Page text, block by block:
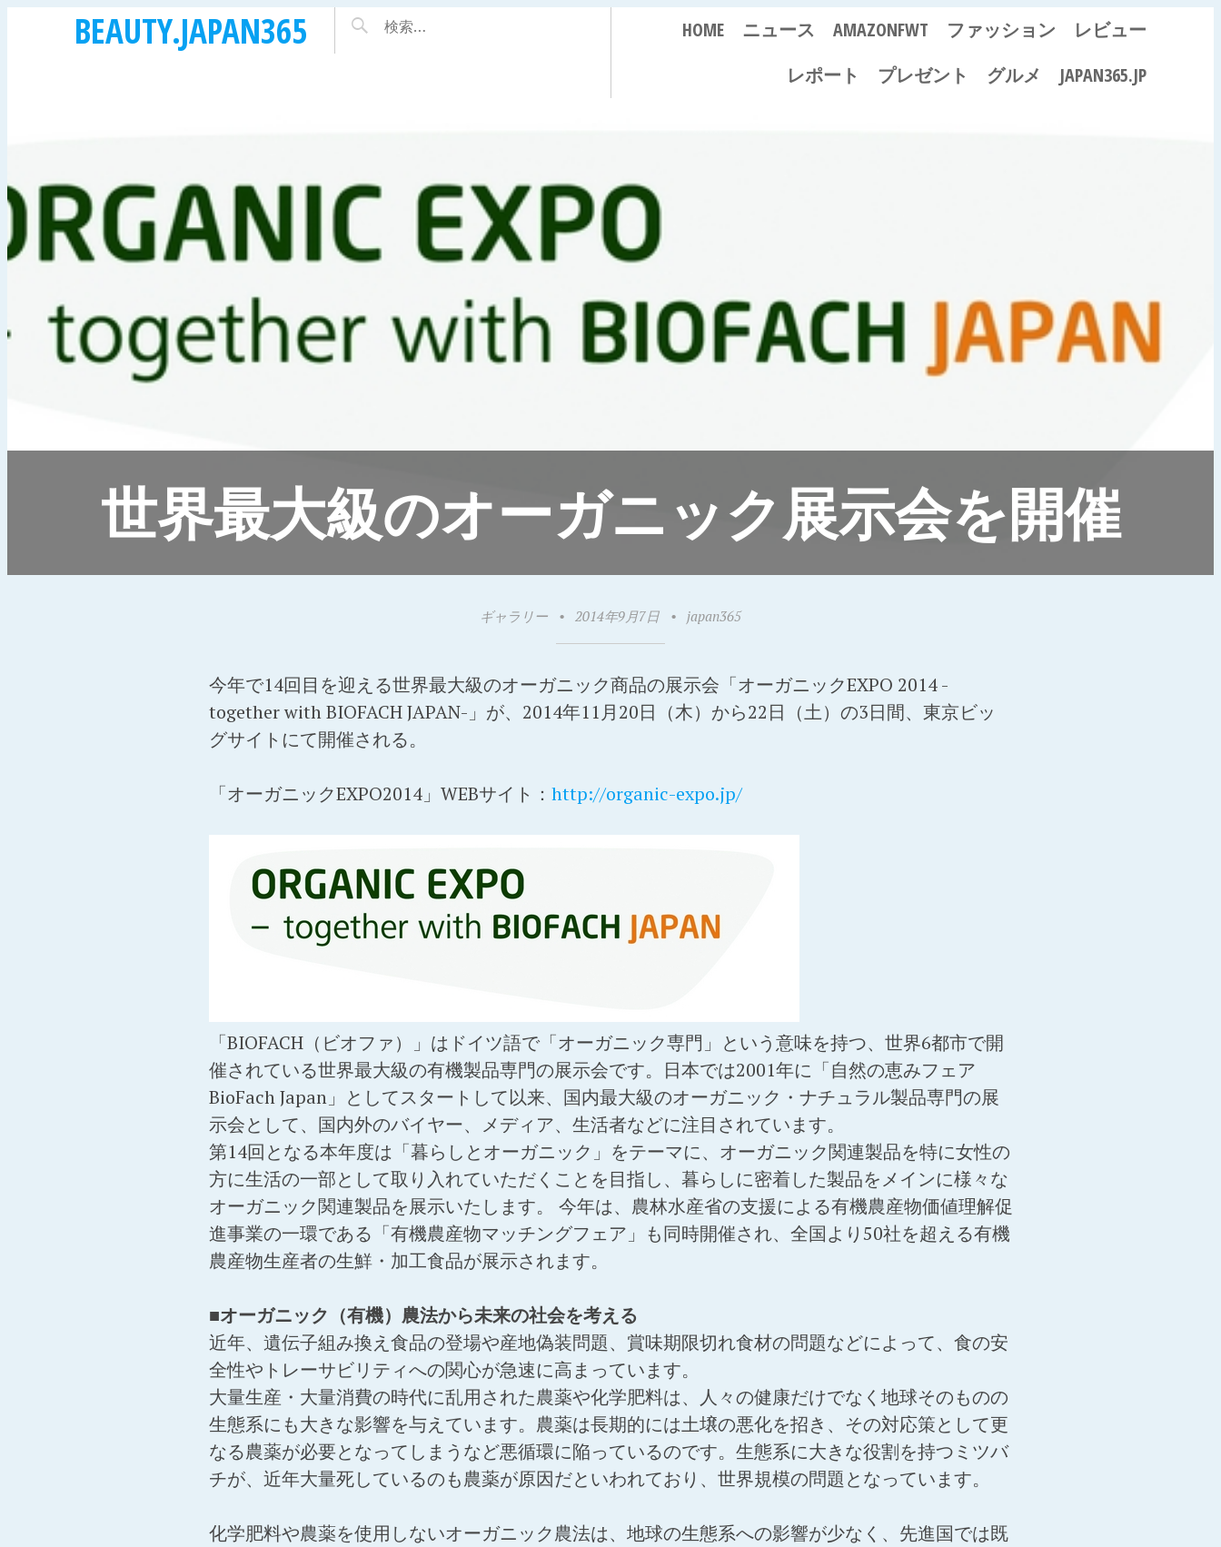
BEAUTY.JAPAN365 HOME ニュース AMAZONFWT ファッション
レビュー
レポート
プレゼント グルメ JAPAN365.JP
世界最大級のオーガニック展示会を開催
ギャラリー • 2014年9月7日 • japan365
今年で14回目を迎える世界最大級のオーガニック商品の展示会「オーガニックEXPO 2014 -
together with BIOFACH JAPAN-」が、2014年11月20日（木）から22日（土）の3日間、東京ビッ
グサイトにて開催される。
「オーガニックEXPO2014」WEBサイト： http://organic-expo.jp/
「BIOFACH（ビオファ）」はドイツ語で「オーガニック専門」という意味を持つ、世界6都市で開
催されている世界最大級の有機製品専門の展示会です。日本では2001年に「自然の恵みフェア
BioFach Japan」としてスタートして以来、国内最大級のオーガニック・ナチュラル製品専門の展
示会として、国内外のバイヤー、メディア、生活者などに注目されています。
第14回となる本年度は「暮らしとオーガニック」をテーマに、オーガニック関連製品を特に女性の
方に生活の一部として取り入れていただくことを目指し、暮らしに密着した製品をメインに様々な
オーガニック関連製品を展示いたします。 今年は、農林水産省の支援による有機農産物価値理解促
進事業の一環である「有機農産物マッチングフェア」も同時開催され、全国より50社を超える有機
農産物生産者の生鮮・加工食品が展示されます。
■オーガニック（有機）農法から未来の社会を考える
近年、遺伝子組み換え食品の登場や産地偽装問題、賞味期限切れ食材の問題などによって、食の安
全性やトレーサビリティへの関心が急速に高まっています。
大量生産・大量消費の時代に乱用された農薬や化学肥料は、人々の健康だけでなく地球そのものの
生態系にも大きな影響を与えています。農薬は長期的には土壌の悪化を招き、その対応策として更
なる農薬が必要となってしまうなど悪循環に陥っているのです。生態系に大きな役割を持つミツバ
チが、近年大量死しているのも農薬が原因だといわれており、世界規模の問題となっています。
化学肥料や農薬を使用しないオーガニック農法は、地球の生態系への影響が少なく、先進国では既